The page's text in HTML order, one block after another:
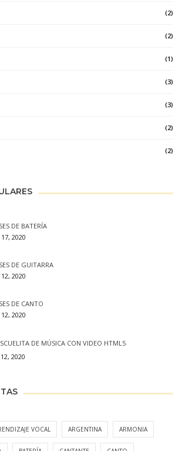
(2)
(2)
(1)
(3)
(3)
(2)
(2)
DE BATERÍA
2020
DE GUITARRA
2020
DE CANTO
2020
DE MÚSICA CON VIDEO HTML5
2020
VOCAL ARGENTINA ARMONIA